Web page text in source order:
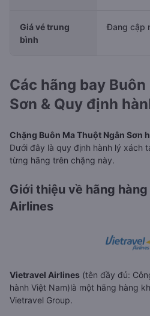
Giá vé trung
bình
Đang cập
Các hãng bay
Sơn & Quy định
Chặng Buôn Ma Thuột Ngân Sơn
Dưới đây là quy định hành lý xách
từng hãng trên chặng này.
Giới thiệu về hãng
Airlines
Vietravel Airlines (tên đầy đủ:
hành Việt Nam)là một hãng hàng
Vietravel Group.